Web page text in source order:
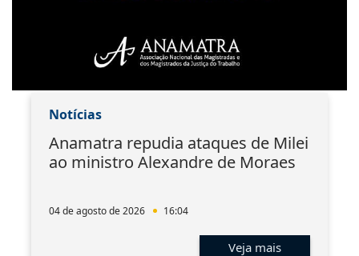
Notícias
Anamatra repudia ataques de Milei
ao ministro Alexandre de Moraes
04 de agosto de 2026 16:04
Veja mais